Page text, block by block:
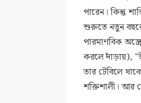
পারেন। কিন্তু
শুরুতে নতুন বছরে
পারমাণবিক
করলে দাঁড়ায়),
তার টেবিলে
শক্তিশালী। আর